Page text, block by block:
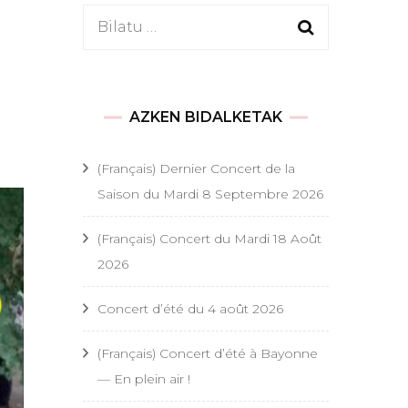
festifs
religieux
Bilatu:
AZKEN BIDALKETAK
(Français) Dernier Concert de la
Saison du Mardi 8 Septembre 2026
(Français) Concert du Mardi 18 Août
2026
Concert d’été du 4 août 2026
(Français) Concert d’été à Bayonne
— En plein air !